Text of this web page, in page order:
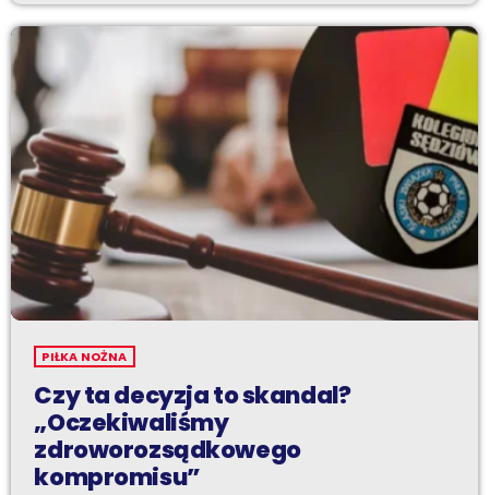
PIŁKA NOŻNA
Czy ta decyzja to skandal?
„Oczekiwaliśmy
zdroworozsądkowego
kompromisu”